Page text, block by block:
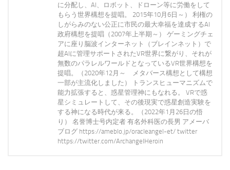
に分配し、AI、ロボット、ドローン等に労働をして
もらう世界構想を提唱。 2015年10月6日～） 利権の
しがらみのない公正に市民の最大幸福を達成するAI
政府構想を提唱（2007年上半期～） ゲーミングチェ
アに座り脳波インターネット（ブレインネット）で
超AIに管理サポートされたVR世界に繋がり、それが
無数のパラレルワールドとなっているVR世界構想を
提唱。（2020年12月～ メタバース構想として構想
一部が主流化しました） トランスヒューマニズムで
能力拡張すると、惑星管理神にもなれる。 VRで惑
星シミュレートして、その後現実で惑星創造実験を
する神になる時代が来る。（2022年1月26日の悟
り） 名誉博士号内定者 有名外科医の長男 アメーバ
ブログ https://ameblo.jp/oracleangel-et/ twitter
https://twitter.com/ArchangelHeroin